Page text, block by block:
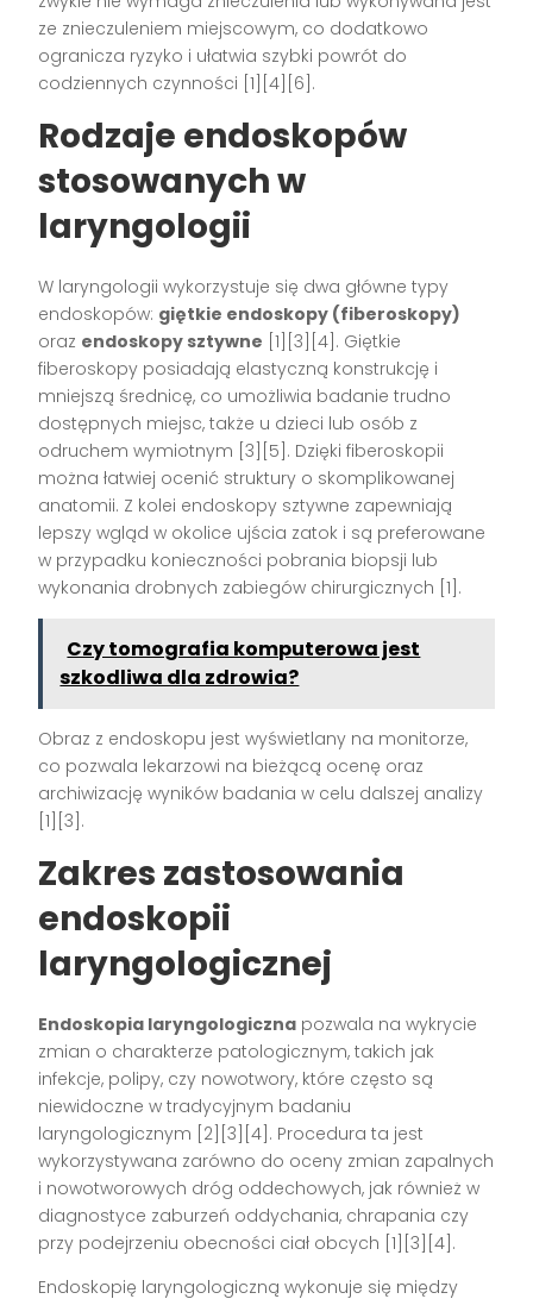
ze znieczuleniem miejscowym, co dodatkowo
ogranicza ryzyko i ułatwia szybki powrót do
codziennych czynności [1][4][6].
Rodzaje endoskopów
stosowanych w
laryngologii
W laryngologii wykorzystuje się dwa główne typy
endoskopów: giętkie endoskopy (fiberoskopy)
oraz endoskopy sztywne [1][3][4]. Giętkie
fiberoskopy posiadają elastyczną konstrukcję i
mniejszą średnicę, co umożliwia badanie trudno
dostępnych miejsc, także u dzieci lub osób z
odruchem wymiotnym [3][5]. Dzięki fiberoskopii
można łatwiej ocenić struktury o skomplikowanej
anatomii. Z kolei endoskopy sztywne zapewniają
lepszy wgląd w okolice ujścia zatok i są preferowane
w przypadku konieczności pobrania biopsji lub
wykonania drobnych zabiegów chirurgicznych [1].
Czy tomografia komputerowa jest
szkodliwa dla zdrowia?
Obraz z endoskopu jest wyświetlany na monitorze,
co pozwala lekarzowi na bieżącą ocenę oraz
archiwizację wyników badania w celu dalszej analizy
[1][3].
Zakres zastosowania
endoskopii
laryngologicznej
Endoskopia laryngologiczna pozwala na wykrycie
zmian o charakterze patologicznym, takich jak
infekcje, polipy, czy nowotwory, które często są
niewidoczne w tradycyjnym badaniu
laryngologicznym [2][3][4]. Procedura ta jest
wykorzystywana zarówno do oceny zmian zapalnych
i nowotworowych dróg oddechowych, jak również w
diagnostyce zaburzeń oddychania, chrapania czy
przy podejrzeniu obecności ciał obcych [1][3][4].
Endoskopię laryngologiczną wykonuje się między